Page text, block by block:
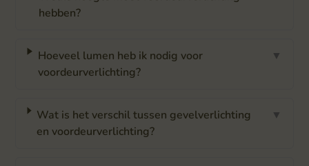
hebben?
Hoeveel lumen heb ik nodig voor
voordeurverlichting?
▼
Wat is het verschil tussen gevelverlichting
en voordeurverlichting?
▼